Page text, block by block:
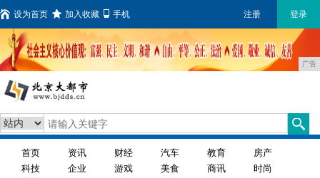
设为首页 加入收藏 手机 注册 登录
广告
首页 资讯 财经 汽车 教育
房产
科技
企业 游戏 美食 商讯
时尚